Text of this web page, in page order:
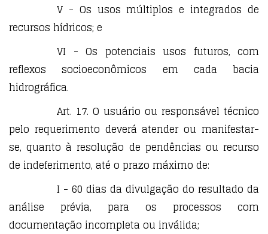
V - Os usos múltiplos e integrados de
recursos hídricos; e
VI - Os potenciais usos futuros, com
reflexos socioeconômicos em cada bacia
hidrográfica.
Art. 17. O usuário ou responsável técnico
pelo requerimento deverá atender ou manifestar-
se, quanto à resolução de pendências ou recurso
de indeferimento, até o prazo máximo de:
I - 60 dias da divulgação do resultado da
análise prévia, para os processos com
documentação incompleta ou inválida;